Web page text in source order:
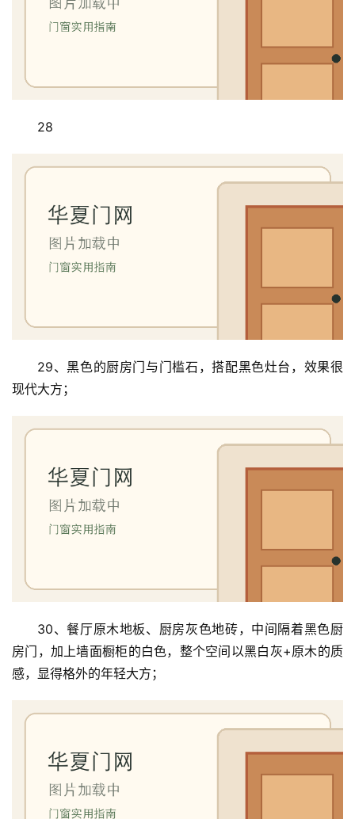
28
29、黑色的厨房门与门槛石，搭配黑色灶台，效果很
现代大方；
30、餐厅原木地板、厨房灰色地砖，中间隔着黑色厨
房门，加上墙面橱柜的白色，整个空间以黑白灰+原木的质
感，显得格外的年轻大方；